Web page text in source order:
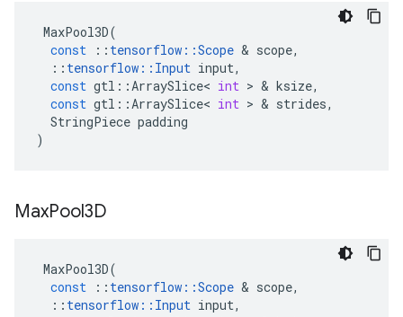
MaxPool3D(
const
:: tensorflow ::Scope & scope,
:: tensorflow :: Input input,
const gtl ::ArraySlice< int > & ksize,
const gtl ::ArraySlice< int > & strides,
StringPiece padding
)
MaxPool3D
MaxPool3D(
const
:: tensorflow ::Scope & scope,
:: tensorflow :: Input input,